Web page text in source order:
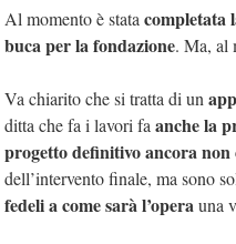
Al momento è stata completata
buca per la fondazione. Ma, al
Va chiarito che si tratta di un
ditta che fa i lavori fa anche la
progetto definitivo ancora non
dell’intervento finale, ma sono
fedeli a come sarà l’operauna